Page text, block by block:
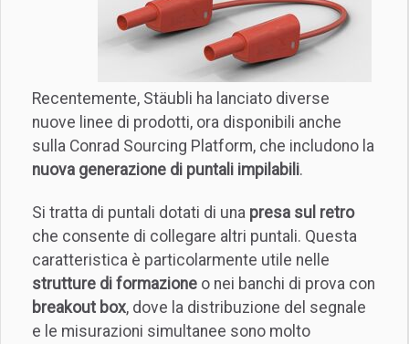
Recentemente, Stäubli ha lanciato diverse
nuove linee di prodotti, ora disponibili anche
sulla Conrad Sourcing Platform, che includono la
nuova generazione di puntali impilabili.
Si tratta di puntali dotati di una presa sul retro
che consente di collegare altri puntali. Questa
caratteristica è particolarmente utile nelle
strutture di formazione o nei banchi di prova con
breakout box, dove la distribuzione del segnale
e le misurazioni simultanee sono molto